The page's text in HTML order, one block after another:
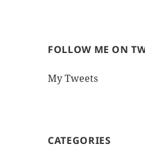
FOLLOW ME ON
My Tweets
CATEGORIES